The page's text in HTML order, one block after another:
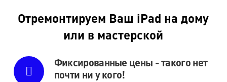
Отремонтируем Ваш iPad на дому
или в мастерской
Фиксированные цены - такого нет
почти ни у кого!